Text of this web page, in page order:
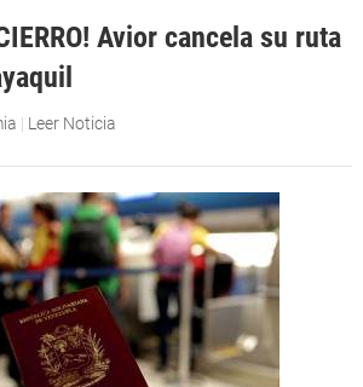
Avior cancela su ruta
| Leer Noticia